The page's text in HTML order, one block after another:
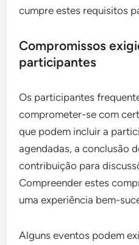
cumpre estes requisitos
Compromissos
participantes
Os participantes
comprometer-se com
que podem incluir a
agendadas, a conclusão
contribuição para
Compreender estes
uma experiência bem-
Alguns eventos podem